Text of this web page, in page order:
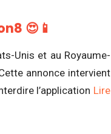
😍📱
Unis et au Royaume-
annonce intervient
l’application Lire